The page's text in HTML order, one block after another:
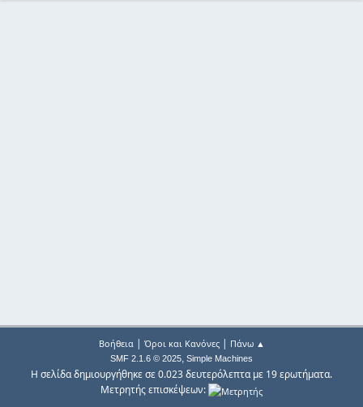
Βοήθεια| Όροι και Κανόνες| Πάνω ▲
SMF 2.1.6 © 2025, Simple Machines
Η σελίδα δημιουργήθηκε σε 0.023 δευτερόλεπτα με 19 ερωτήματα.
Μετρητής επισκέψεων: